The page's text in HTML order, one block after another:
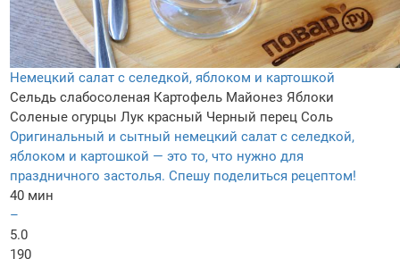
Немецкий салат с селедкой, яблоком и картошкой
Сельдь слабосоленая Картофель Майонез Яблоки
Соленые огурцы Лук красный Черный перец Соль
Оригинальный и сытный немецкий салат с селедкой,
яблоком и картошкой — это то, что нужно для
праздничного застолья. Спешу поделиться рецептом!
40 мин
–
5.0
190